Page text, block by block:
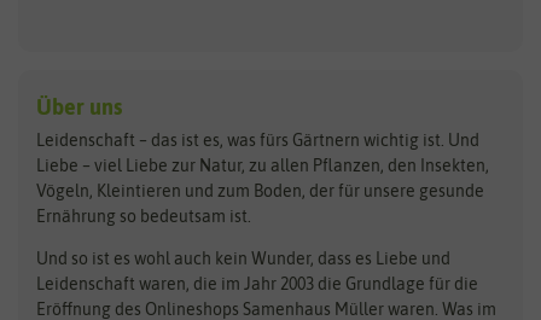
Kräutersamen
Obstsamen
Pilzbrut
Rasensamen
Steckzwiebeln
Zimmer & Kübelpflanzen
Kataloge
Schnäppchen
Benary
Bingenheimer Saatgut
Bionana
BIOWOL
Blumicorn
Dürr-Samen
Feldsaaten Freudenberger
Fertil
Über uns
Leidenschaft – das ist es, was fürs Gärtnern wichtig ist. Und
Liebe – viel Liebe zur Natur, zu allen Pflanzen, den Insekten,
Vögeln, Kleintieren und zum Boden, der für unsere gesunde
Ernährung so bedeutsam ist.
Und so ist es wohl auch kein Wunder, dass es Liebe und
Leidenschaft waren, die im Jahr 2003 die Grundlage für die
Eröffnung des Onlineshops Samenhaus Müller waren. Was im